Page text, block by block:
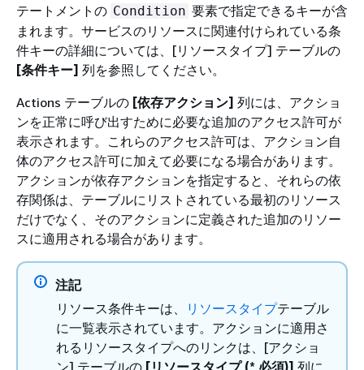
テートメントの Condition 要素で指定できるキーが含
まれます。サービスのリソースに関連付けられている条
件キーの詳細については、[リソースタイプ] テーブルの
[条件キー] 列を参照してください。
Actions テーブルの [依存アクション] 列には、アクショ
ンを正常に呼び出すために必要な追加のアクセス許可が
表示されます。これらのアクセス許可は、アクション自
体のアクセス許可に加えて必要になる場合があります。
アクションが依存アクションを指定すると、それらの依
存関係は、テーブルにリストされている最初のリソース
だけでなく、そのアクションに定義された追加のリソー
スに適用される場合があります。
注記
リソース条件キーは、
リソースタイプテーブル
に一覧表示されています。アクションに適用さ
れるリソースタイプへのリンクは、[アクショ
ン] テーブルの [リソースタイプ (* 必須)] 列に